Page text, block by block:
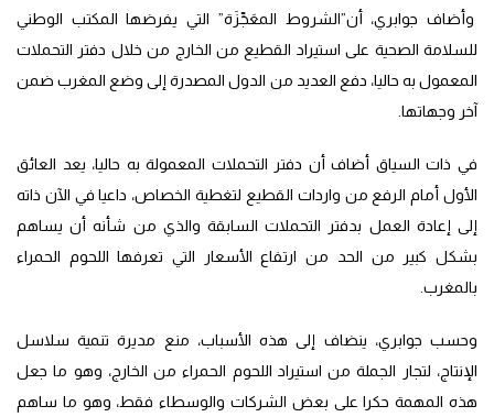
وأضاف جوابري، أن”الشروط المعَجِّزَة” التي يفرضها المكتب الوطني
للسلامة الصحية على استيراد القطيع من الخارج من خلال دفتر التحملات
المعمول به حاليا، دفع العديد من الدول المصدرة إلى وضع المغرب ضمن
آخر وجهاتها.
في ذات السياق أضاف أن دفتر التحملات المعمولة به حاليا، يعد العائق
الأول أمام الرفع من واردات القطيع لتغطية الخصاص، داعيا في الآن ذاته
إلى إعادة العمل بدفتر التحملات السابقة والذي من شأنه أن يساهم
بشكل كبير من الحد من ارتفاع الأسعار التي تعرفها اللحوم الحمراء
بالمغرب.
وحسب جوابري، ينضاف إلى هذه الأسباب، منع مديرة تنمية سلاسل
الإنتاج، لتجار الجملة من استيراد اللحوم الحمراء من الخارج، وهو ما جعل
هذه المهمة حكرا على بعض الشركات والوسطاء فقط، وهو ما ساهم